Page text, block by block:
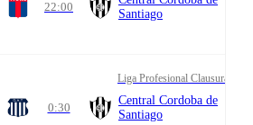
22:00
Santiago
Liga Profesional Clausura
0:30
Central Cordoba de
Santiago